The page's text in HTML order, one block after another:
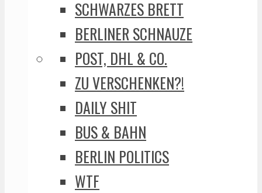
SCHWARZES BRETT
BERLINER SCHNAUZE
POST, DHL & CO.
ZU VERSCHENKEN?!
DAILY SHIT
BUS & BAHN
BERLIN POLITICS
WTF